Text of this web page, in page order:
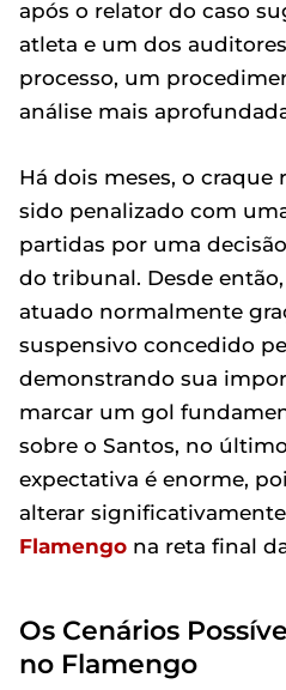
após o relator do caso
atleta e um dos
processo, um
análise mais
Há dois meses, o
sido penalizado com
partidas por uma
do tribunal. Desde
atuado normalmente
suspensivo concedido
demonstrando sua
marcar um gol
sobre o Santos, no
expectativa é enorme,
alterar
Flamengo na reta final
Os Cenários
no Flamengo